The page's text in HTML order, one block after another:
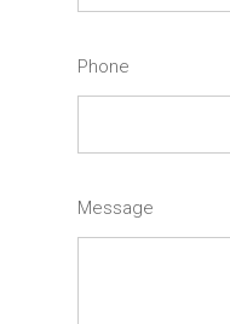
Phone
Message